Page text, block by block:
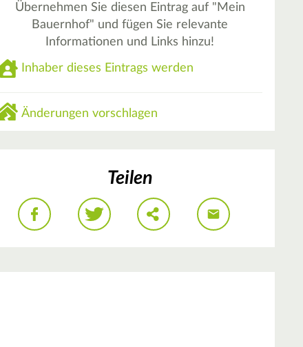
Übernehmen Sie diesen Eintrag auf "Mein
Bauernhof" und fügen Sie relevante
Informationen und Links hinzu!
Inhaber dieses Eintrags werden
Änderungen vorschlagen
Teilen